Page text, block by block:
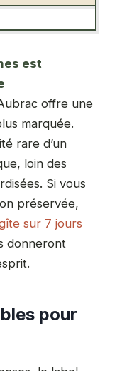
est
offre une
marquée.
rare d’un
loin des
Si vous
préservée,
sur 7 jours
donneront
pour